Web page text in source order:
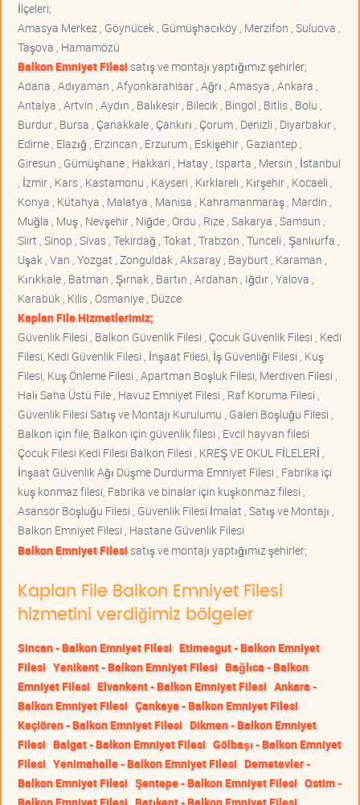
İlçeleri;
Amasya Merkez , Göynücek , Gümüşhacıköy , Merzifon , Suluova ,
Taşova , Hamamözü
Balkon Emniyet Filesisatış ve montajı yaptığımız şehirler;
Adana , Adıyaman , Afyonkarahisar , Ağrı , Amasya , Ankara ,
Antalya , Artvin , Aydın , Balıkesir , Bilecik , Bingöl , Bitlis , Bolu ,
Burdur , Bursa , Çanakkale , Çankırı , Çorum , Denizli , Diyarbakır ,
Edirne , Elazığ , Erzincan , Erzurum , Eskişehir , Gaziantep ,
Giresun , Gümüşhane , Hakkari , Hatay , Isparta , Mersin , İstanbul
, İzmir , Kars , Kastamonu , Kayseri , Kırklareli , Kırşehir , Kocaeli ,
Konya , Kütahya , Malatya , Manisa , Kahramanmaraş , Mardin ,
Muğla , Muş , Nevşehir , Niğde , Ordu , Rize , Sakarya , Samsun ,
Siirt , Sinop , Sivas , Tekirdağ , Tokat , Trabzon , Tunceli , Şanlıurfa ,
Uşak , Van , Yozgat , Zonguldak , Aksaray , Bayburt , Karaman ,
Kırıkkale , Batman , Şırnak , Bartın , Ardahan , Iğdır , Yalova ,
Karabük , Kilis , Osmaniye , Düzce
Kaplan File Hizmetlerimiz;
Güvenlik Filesi , Balkon Güvenlik Filesi , Çocuk Güvenlik Filesi , Kedi
Filesi, Kedi Güvenlik Filesi , İnşaat Filesi, İş Güvenliği Filesi , Kuş
Filesi, Kuş Önleme Filesi , Apartman Boşluk Filesi, Merdiven Filesi ,
Halı Saha Üstü File , Havuz Emniyet Filesi , Raf Koruma Filesi ,
Güvenlik Filesi Satış ve Montajı Kurulumu , Galeri Boşluğu Filesi ,
Balkon için file, Balkon için güvenlik filesi , Evcil hayvan filesi
Çocuk Filesi Kedi Filesi Balkon Filesi , KREŞ VE OKUL FİLELERİ ,
İnşaat Güvenlik Ağı Düşme Durdurma Emniyet Filesi , Fabrika içi
kuş konmaz filesi, Fabrika ve binalar için kuşkonmaz filesi ,
Asansör Boşluğu Filesi , Güvenlik Filesi İmalat , Satış ve Montajı ,
Balkon Emniyet Filesi , Hastane Güvenlik Filesi
Balkon Emniyet Filesisatış ve montajı yaptığımız şehirler;
Kaplan File Balkon Emniyet Filesi
hizmetini verdiğimiz bölgeler
Sincan - Balkon Emniyet Filesi Etimesgut - Balkon Emniyet
Filesi Yenikent - Balkon Emniyet Filesi Bağlıca - Balkon
Emniyet Filesi Elvankent - Balkon Emniyet Filesi Ankara -
Balkon Emniyet Filesi Çankaya - Balkon Emniyet Filesi
Keçiören - Balkon Emniyet Filesi Dikmen - Balkon Emniyet
Filesi Balgat - Balkon Emniyet Filesi Gölbaşı - Balkon Emniyet
Filesi Yenimahalle - Balkon Emniyet Filesi Demetevler -
Balkon Emniyet Filesi Şentepe - Balkon Emniyet Filesi Ostim -
Balkon Emniyet Filesi Batıkent - Balkon Emniyet Filesi